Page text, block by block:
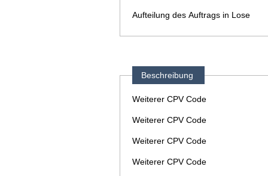
Aufteilung des Auftrags in Lose
Beschreibung
Weiterer CPV Code
Weiterer CPV Code
Weiterer CPV Code
Weiterer CPV Code